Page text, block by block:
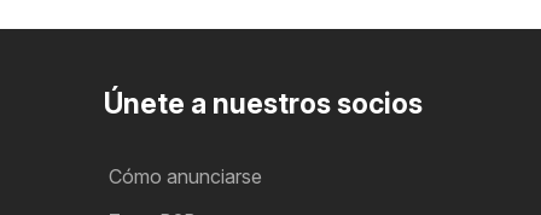
Únete a nuestros socios
Cómo anunciarse